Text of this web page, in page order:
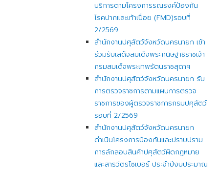
บริการตามโครงการรณรงค์ป้องกัน
โรคปากและเท้าเปื่อย (FMD)รอบที่
2/2569
สำนักงานปศุสัตว์จังหวัดนครนายก เข้า
ร่วมรับเสด็จสมเด็จพระกนิษฐาธิราชเจ้า
กรมสมเด็จพระเทพรัตนราชสุดาฯ
สำนักงานปศุสัตว์จังหวัดนครนายก รับ
การตรวจราชการตามแผนการตรวจ
ราชการของผู้ตรวจราชการกรมปศุสัตว์
รอบที่ 2/2569
สำนักงานปศุสัตว์จังหวัดนครนายก
ดำเนินโครงการป้องกันและปราบปราม
การลักลอบสินค้าปศุสัตว์ผิดกฎหมาย
และสารวัตรไซเบอร์ ประจำปีงบประมาณ